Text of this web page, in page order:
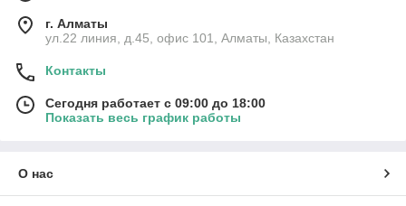
г. Алматы
ул.22 линия, д.45, офис 101, Алматы, Казахстан
Контакты
Сегодня работает с 09:00 до 18:00
Показать весь график работы
О нас